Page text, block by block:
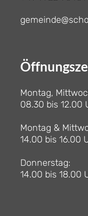
Montag,
08.30 bis 12.00
Montag &
14.00 bis 16.00
Donnerstag:
14.00 bis 18.00